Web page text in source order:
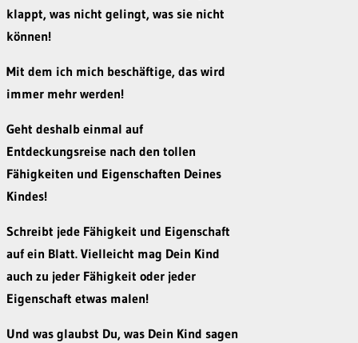
klappt, was nicht gelingt, was sie nicht
können!
Mit dem ich mich beschäftige, das wird
immer mehr werden!
Geht deshalb einmal auf
Entdeckungsreise nach den tollen
Fähigkeiten und Eigenschaften Deines
Kindes!
Schreibt jede Fähigkeit und Eigenschaft
auf ein Blatt. Vielleicht mag Dein Kind
auch zu jeder Fähigkeit oder jeder
Eigenschaft etwas malen!
Und was glaubst Du, was Dein Kind sagen